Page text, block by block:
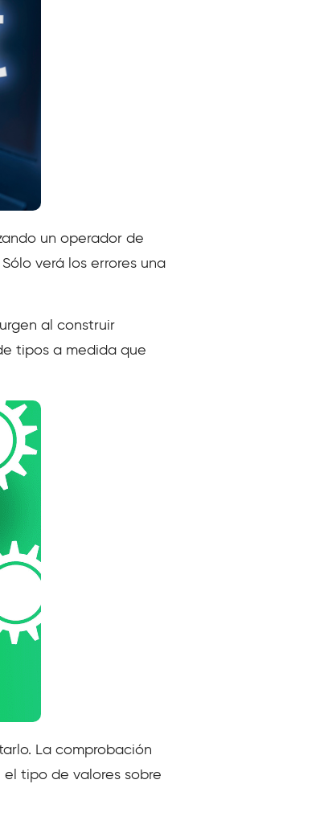
un operador de
verá los errores una
al construir
tipos a medida que
La comprobación
tipo de valores sobre